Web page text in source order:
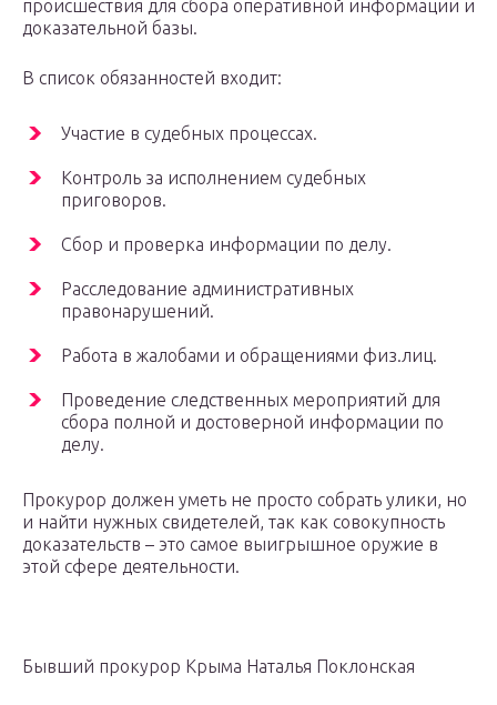
происшествия для сбора оперативной информации и
доказательной базы.
В список обязанностей входит:
Участие в судебных процессах.
Контроль за исполнением судебных
приговоров.
Сбор и проверка информации по делу.
Расследование административных
правонарушений.
Работа в жалобами и обращениями физ.лиц.
Проведение следственных мероприятий для
сбора полной и достоверной информации по
делу.
Прокурор должен уметь не просто собрать улики, но
и найти нужных свидетелей, так как совокупность
доказательств – это самое выигрышное оружие в
этой сфере деятельности.
Бывший прокурор Крыма Наталья Поклонская